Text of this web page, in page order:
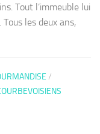
Tout l’immeuble lui
les deux ans,
/